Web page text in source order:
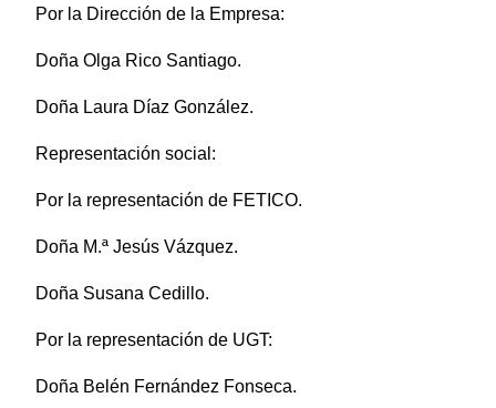
Por la Dirección de la Empresa:
Doña Olga Rico Santiago.
Doña Laura Díaz González.
Representación social:
Por la representación de FETICO.
Doña M.ª Jesús Vázquez.
Doña Susana Cedillo.
Por la representación de UGT:
Doña Belén Fernández Fonseca.